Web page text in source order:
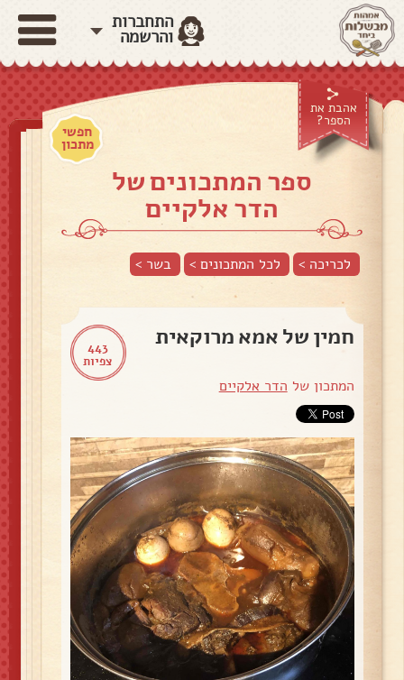
התחברות
והרשמה
אהבת את
הספר?
חפשי
מתכון
ספר המתכונים של
הדר אלקיים
לכריכה > לכל המתכונים > בשר >
443
צפיות
חמין של אמא מרוקאית
המתכון של הדר אלקיים